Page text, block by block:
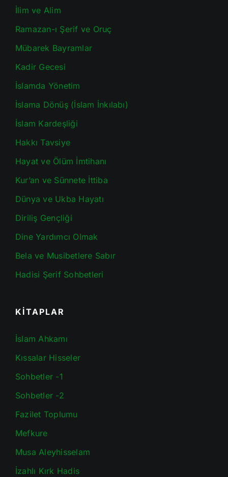
İlim ve Alim
Ramazan-ı Şerif ve Oruç
Mübarek Bayramlar
Kadir Gecesi
İslamda Yönetim
İslama Dönüş (İslam İnkılabı)
İslam Kardeşliği
Hakkı Tavsiye
Hayat ve Ölüm İmtihanı
Kur’an ve Sünnete İttiba
Dünya ve Ukba Hayatı
Diriliş Gençliği
Dine Yardımcı Olmak
Bela ve Musibetlere Sabır
Hadisi Şerif Sohbetleri
KİTAPLAR
İslam Ahkamı
Kıssalar Hisseler
Sohbetler -1
Sohbetler -2
Fazilet Toplumu
Mefkure
Musa Aleyhisselam
İzahlı Kırk Hadis